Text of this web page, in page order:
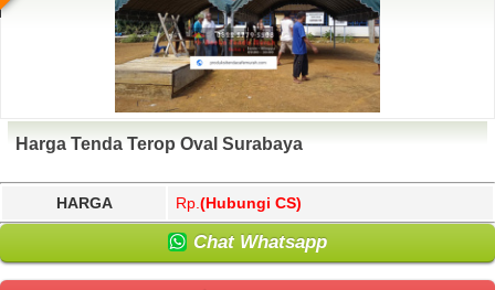
Harga Tenda Terop Oval Surabaya
HARGA Rp. (Hubungi CS)
Chat Whatsapp